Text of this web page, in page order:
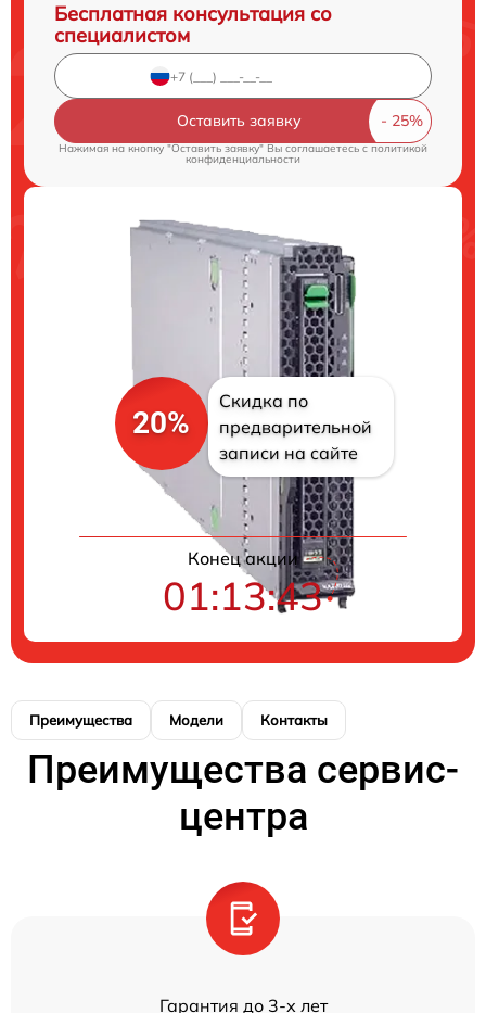
Бесплатная консультация со
специалистом
Оставить заявку
Нажимая на кнопку "Оставить заявку" Вы соглашаетесь cполитикой
конфиденциальности
20%
Скидка по
предварительной
записи на сайте
Конец акции
01:13:43
Преимущества Модели Контакты
Преимущества сервис-
центра
Гарантия до 3-х лет